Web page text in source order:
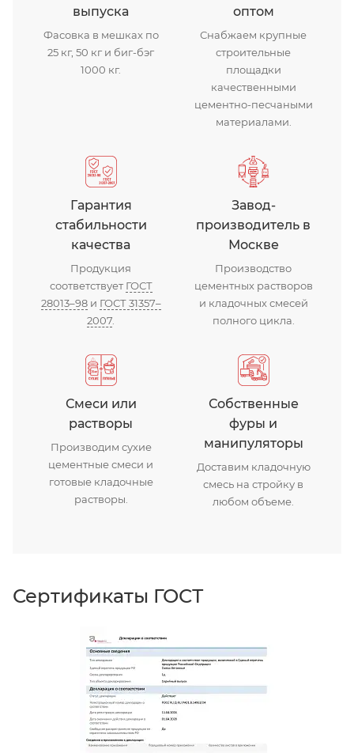
выпуска
Фасовка в мешках по
25 кг, 50 кг и биг-бэг
1000 кг.
оптом
Снабжаем крупные
строительные
площадки
качественными
цементно-песчаными
материалами.
Гарантия
стабильности
качества
Продукция
соответствует ГОСТ
28013–98и ГОСТ 31357–
2007
Завод-
производитель в
Москве
Производство
цементных растворов
и кладочных смесей
полного цикла.
Смеси или
растворы
Производим сухие
цементные смеси и
готовые кладочные
растворы.
Собственные
фуры и
манипуляторы
Доставим кладочную
смесь на стройку в
любом объеме.
Сертификаты ГОСТ